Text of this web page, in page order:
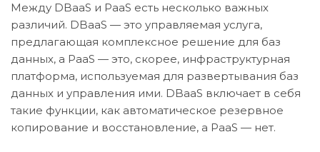
Между DBaaS и PaaS есть несколько важных
различий. DBaaS — это управляемая услуга,
предлагающая комплексное решение для баз
данных, а PaaS — это, скорее, инфраструктурная
платформа, используемая для развертывания баз
данных и управления ими. DBaaS включает в себя
такие функции, как автоматическое резервное
копирование и восстановление, а PaaS — нет.